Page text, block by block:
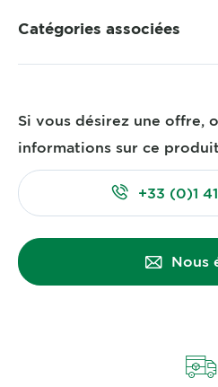
Catégories associées
Si vous désirez une offre,
informations sur ce
+33 (0)1
Nous